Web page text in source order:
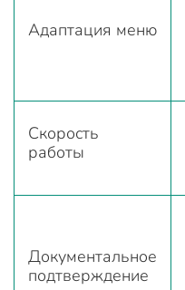
Адаптация меню
Скорость
работы
Документальное
подтверждение